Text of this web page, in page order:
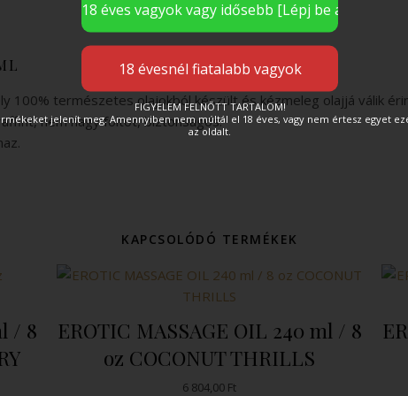
100% természetes olajokból készült és kézmeleg olajjá válik
nem hagy foltot, biztonságos.
KAPCSOLÓDÓ TERMÉKEK
/ 8
EROTIC MASSAGE OIL 240 ml / 8
oz COCONUT THRILLS
6 804,00 Ft
FIGYELEM FELNŐTT TARTALOM!
jelenít meg. Amennyiben nem múltál el 18 éves, vagy nem értesz egyet
az oldalt.